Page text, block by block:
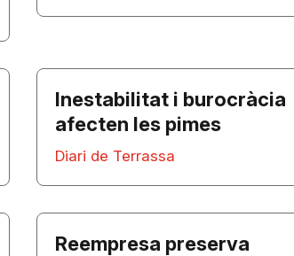
Inestabilitat i burocràcia
afecten les pimes
Diari de Terrassa
Reempresa preserva